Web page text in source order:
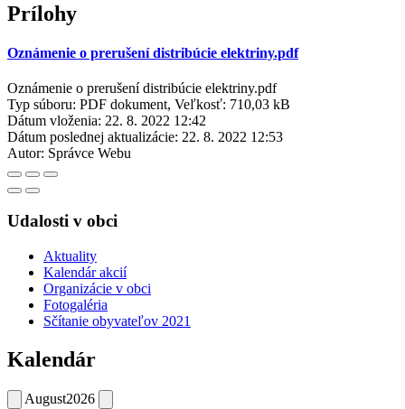
Prílohy
Oznámenie o prerušení distribúcie elektriny.pdf
Oznámenie o prerušení distribúcie elektriny.pdf
Typ súboru: PDF dokument, Veľkosť: 710,03 kB
Dátum vloženia: 22. 8. 2022 12:42
Dátum poslednej aktualizácie: 22. 8. 2022 12:53
Autor: Správce Webu
Udalosti v obci
Aktuality
Kalendár akcií
Organizácie v obci
Fotogaléria
Sčítanie obyvateľov 2021
Kalendár
August2026